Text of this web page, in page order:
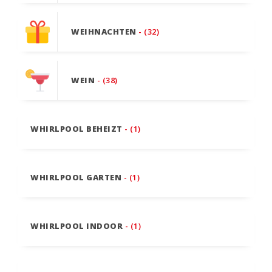
WEIHNACHTEN - (32)
WEIN - (38)
WHIRLPOOL BEHEIZT - (1)
WHIRLPOOL GARTEN - (1)
WHIRLPOOL INDOOR - (1)